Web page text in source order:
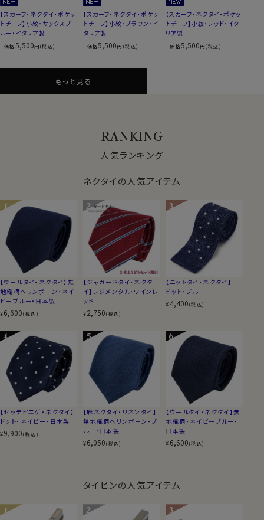
【スカーフ・ネクタイ・ポケッ
トチーフ】小紋・サックスブ
ルー・イタリア製
価格5,500円(税込)
【スカーフ・ネクタイ・ポケッ
トチーフ】小紋・ブラウン・イ
タリア製
価格5,500円(税込)
【スカーフ・ネクタイ・ポケッ
トチーフ】小紋・レッド・イタ
リア製
価格5,500円(税込)
もっと見る
RANKING
人気ランキング
ネクタイの人気アイテム
【ウールタイ・ネクタイ】無
地織柄ヘリンボーン・ネイ
ビーブルー・日本製
¥6,600(税込)
【ジャガードタイ・ネクタ
イ】レジメンタル・ワインレ
ッド
¥2,750(税込)
【ニットタイ・ネクタイ】
ドット・ブルー
¥ 4,400(税込)
【セッテピエゲ・ネクタイ】
ドット・ネイビー・日本製
¥9,900(税込)
【麻ネクタイ・リネンタイ】
無地織柄ヘリンボーン・ブ
ルー・日本製
¥6,050(税込)
【ウールタイ・ネクタイ】無
地織柄・ネイビーブルー・
日本製
¥ 6,600(税込)
タイピンの人気アイテム